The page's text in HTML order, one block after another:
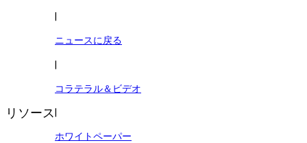
リソース
ニュースに戻る
コラテラル＆ビデオ
ホワイトペーパー